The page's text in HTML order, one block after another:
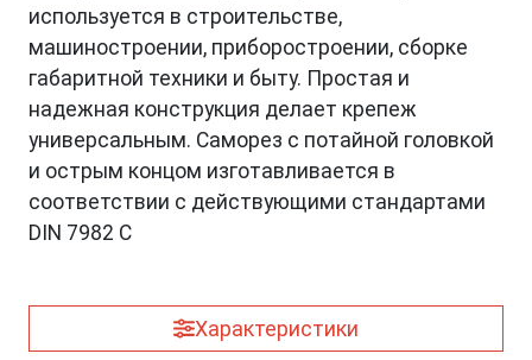
используется в строительстве,
машиностроении, приборостроении, сборке
габаритной техники и быту. Простая и
надежная конструкция делает крепеж
универсальным. Саморез с потайной головкой
и острым концом изготавливается в
соответствии с действующими стандартами
DIN 7982 C
Характеристики